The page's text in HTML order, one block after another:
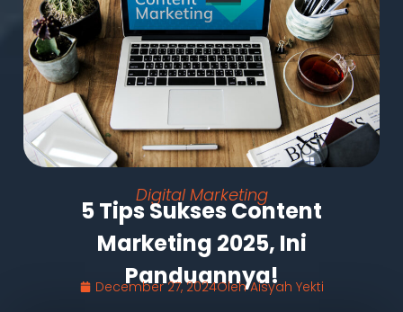
Digital Marketing
5 Tips Sukses Content
Marketing 2025, Ini
Panduannya!
December 27, 2024OlehAisyah Yekti